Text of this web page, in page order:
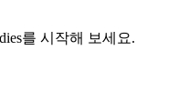
를 시작해 보세요.